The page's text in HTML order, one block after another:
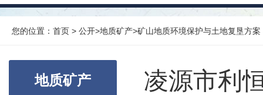
您的位置： 首页 > 公开>地质矿产>矿山地质环境保护与土地复垦方案
地质矿产
凌源市利